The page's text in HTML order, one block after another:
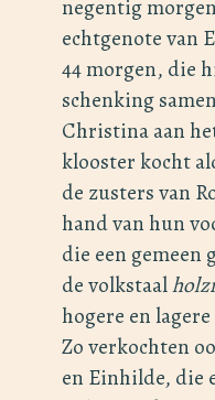
negentig
echtgenote van
44 morgen, die
schenking
Christina aan
klooster kocht
de zusters van
hand van hun
die een
de volkstaal
hogere en
Zo verkochten
en Einhilde, die